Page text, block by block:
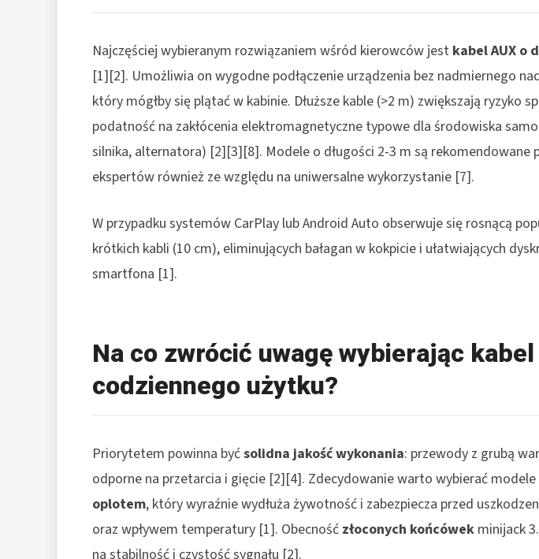
Najczęściej wybieranym rozwiązaniem wśród kierowców jest kabel AUX o
[1][2]. Umożliwia on wygodne podłączenie urządzenia bez nadmiernego
który mógłby się plątać w kabinie. Dłuższe kable (>2 m) zwiększają ryzyko
podatność na zakłócenia elektromagnetyczne typowe dla środowiska
silnika, alternatora) [2][3][8]. Modele o długości 2-3 m są rekomendowane
ekspertów również ze względu na uniwersalne wykorzystanie [7].
W przypadku systemów CarPlay lub Android Auto obserwuje się rosnącą
krótkich kabli (10 cm), eliminujących bałagan w kokpicie i ułatwiających
smartfona [1].
Na co zwrócić uwagę wybierając kabel
codziennego użytku?
Priorytetem powinna byćsolidna jakość wykonania: przewody z grubą
odporne na przetarcia i gięcie [2][4]. Zdecydowanie warto wybierać modele
oplotem, który wyraźnie wydłuża żywotność i zabezpiecza przed
oraz wpływem temperatury [1]. Obecność złoconych końcówek minijack
na stabilność i czystość sygnału [2].